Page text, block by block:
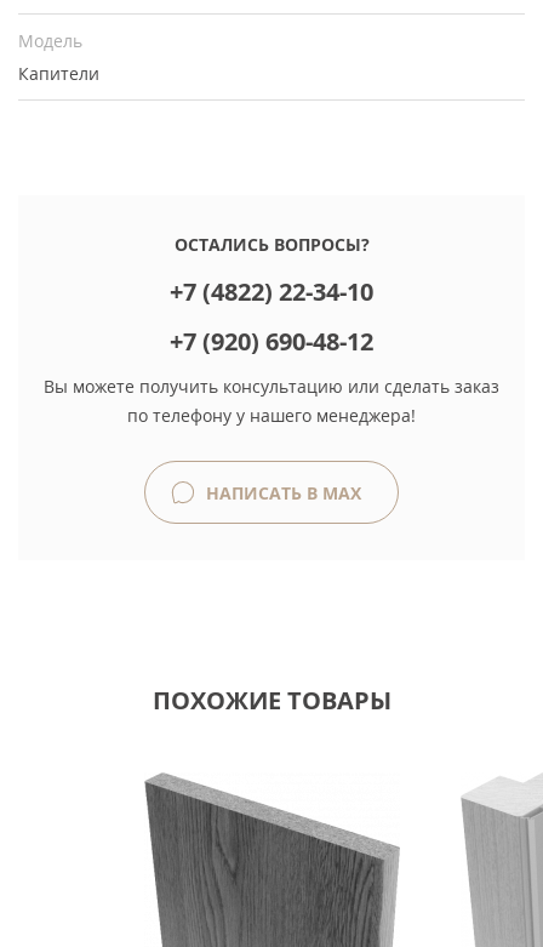
Модель
Капители
ОСТАЛИСЬ ВОПРОСЫ?
+7 (4822) 22-34-10
+7 (920) 690-48-12
Вы можете получить консультацию или сделать заказ
по телефону у нашего менеджера!
НАПИСАТЬ В MAX
ПОХОЖИЕ ТОВАРЫ